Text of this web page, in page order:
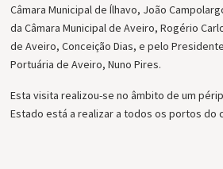
Câmara Municipal de Ílhavo, João
da Câmara Municipal de Aveiro, Rogério
de Aveiro, Conceição Dias, e pelo
Portuária de Aveiro, Nuno Pires.
Esta visita realizou-se no âmbito de um
Estado está a realizar a todos os portos do